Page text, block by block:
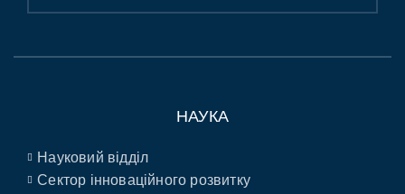
НАУКА
Науковий відділ
Сектор інноваційного розвитку